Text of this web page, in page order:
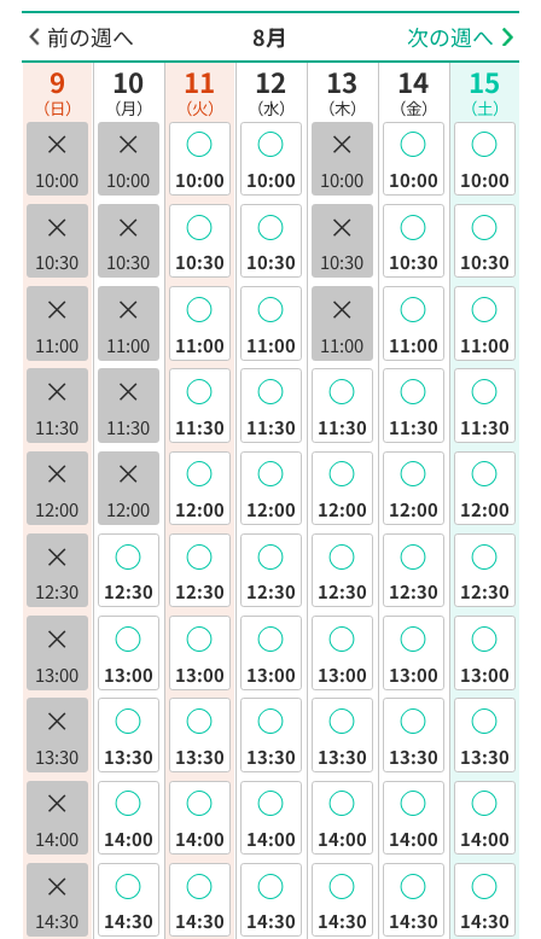
前の週へ 8月 次の週へ
9
（日）
×
10:00
×
10:30
×
11:00
×
11:30
×
12:00
×
12:30
×
13:00
×
13:30
×
14:00
×
14:30
10
（月）
×
10:00
×
10:30
×
11:00
×
11:30
×
12:00
◯
12:30
◯
13:00
◯
13:30
◯
14:00
◯
14:30
11
（火）
◯
10:00
◯
10:30
◯
11:00
◯
11:30
◯
12:00
◯
12:30
◯
13:00
◯
13:30
◯
14:00
◯
14:30
12
（水）
◯
10:00
◯
10:30
◯
11:00
◯
11:30
◯
12:00
◯
12:30
◯
13:00
◯
13:30
◯
14:00
◯
14:30
13
（木）
×
10:00
×
10:30
×
11:00
◯
11:30
◯
12:00
◯
12:30
◯
13:00
◯
13:30
◯
14:00
◯
14:30
14
（金）
◯
10:00
◯
10:30
◯
11:00
◯
11:30
◯
12:00
◯
12:30
◯
13:00
◯
13:30
◯
14:00
◯
14:30
15
（土）
◯
10:00
◯
10:30
◯
11:00
◯
11:30
◯
12:00
◯
12:30
◯
13:00
◯
13:30
◯
14:00
◯
14:30